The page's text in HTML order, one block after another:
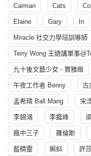
Carman Cats
Elaine Gary In
Miracle 社交力學培訓導師
Terry Wong 王總講軍事
九十後文藝少女 - 賈雅緻
午夜工作者 Benny 古
孟希璘 Ball Mang 宋
李錦鴻 李鑑峰
瘋中三子 羅倫斯
藍精靈 蝌蚪 許